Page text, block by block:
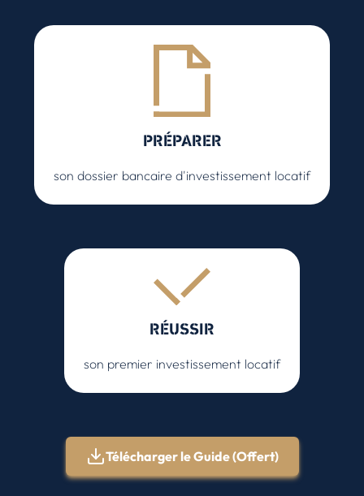
PRÉPARER
son dossier bancaire d'investissement locatif
RÉUSSIR
son premier investissement locatif
Télécharger le Guide (Offert)